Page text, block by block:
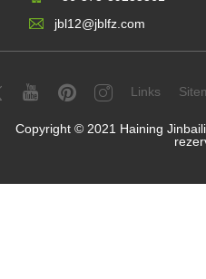
jbl12@jblfz.com
Links
Copyright © 2021 Haining